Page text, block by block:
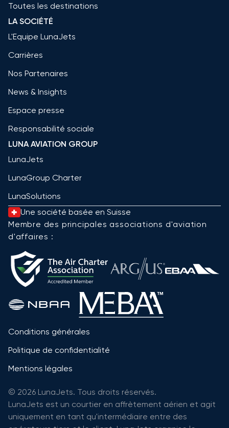
Toutes les destinations
LA SOCIÉTÉ
L'Equipe LunaJets
Carrières
Nos Partenaires
News & Insights
Espace presse
Responsabilité sociale
LUNA AVIATION GROUP
LunaJets
LunaGroup Charter
LunaSolutions
Une société basée en Suisse
Membre des principales associations d'aviation
d'affaires :
Conditions générales
Politique de confidentialité
Mentions légales
© 2026 LunaJets. Tous droits réservés.
LunaJets est un courtier en affrètement aérien et agit
uniquement en tant qu'intermédiaire entre des